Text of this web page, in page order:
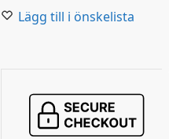
Lägg till i önskelista